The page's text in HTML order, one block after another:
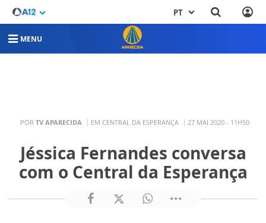
PT
MENU
POR TV APARECIDA EM CENTRAL DA ESPERANÇA 27 MAI 2020 - 11H50
Jéssica Fernandes conversa
com o Central da Esperança